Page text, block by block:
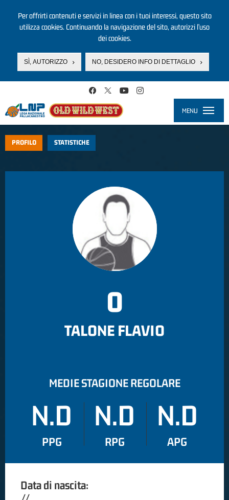
Per offrirti contenuti e servizi in linea con i tuoi interessi, questo sito
utilizza cookies. Continuando la navigazione del sito, autorizzi l’uso
dei cookies.
SÌ, AUTORIZZO NO, DESIDERO INFO DI DETTAGLIO
MENU
PROFILO STATISTICHE
0
TALONE FLAVIO
MEDIE STAGIONE REGOLARE
N.D
PPG
N.D
RPG
N.D
APG
Data di nascita: